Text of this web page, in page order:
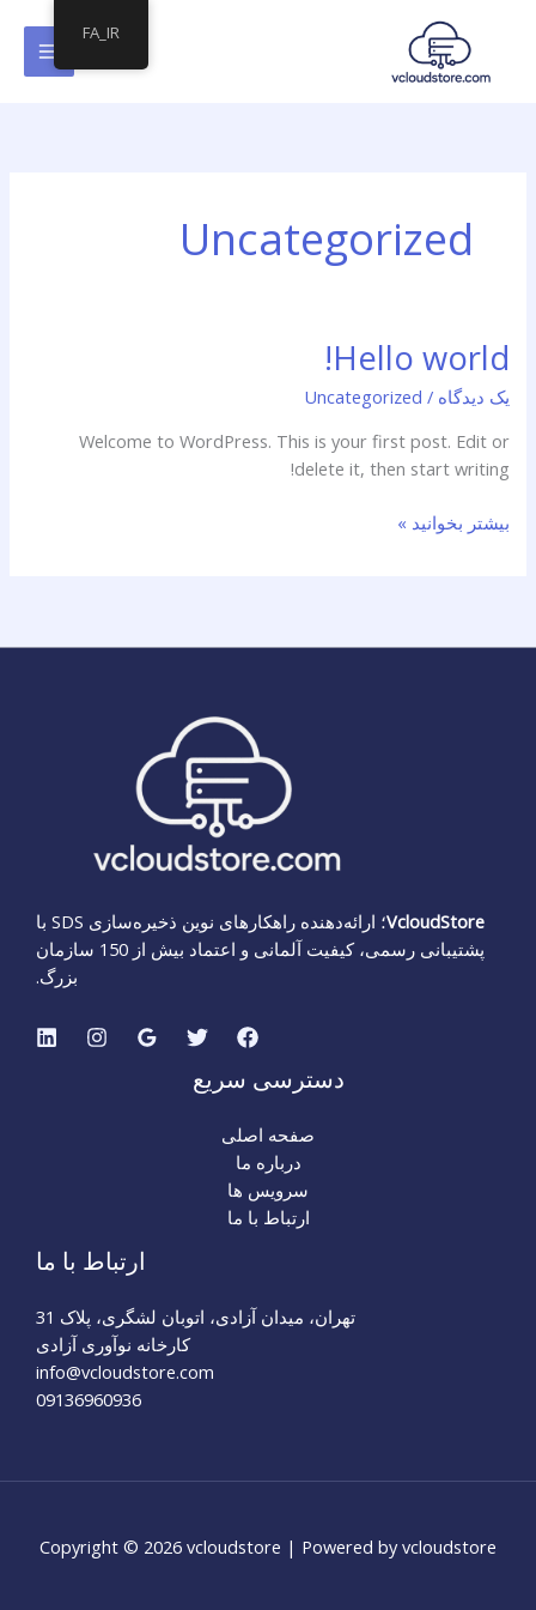
Uncategorized
Hello world!
یک دیدگاه /
Uncategorized
Welcome to WordPress. This is your first post. Edit or
delete it, then start writing!
Hello
world!
بیشتر بخوانید »
VcloudStore
؛ ارائه‌دهنده راهکارهای نوین ذخیره‌سازی SDS با
پشتیبانی رسمی، کیفیت آلمانی و اعتماد بیش از 150 سازمان
بزرگ.
دسترسی سریع
صفحه اصلی
درباره ما
سرویس ها
ارتباط با ما
ارتباط با ما
تهران، میدان آزادی، اتوبان لشگری، پلاک 31
کارخانه نوآوری آزادی
info@vcloudstore.com​
09136960936
Copyright © 2026 vcloudstore | Powered by vcloudstore
FA_IR